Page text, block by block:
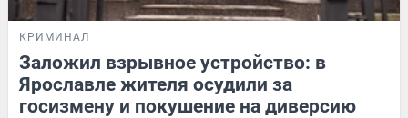
КРИМИНАЛ
Заложил взрывное устройство: в
Ярославле жителя осудили за
госизмену и покушение на диверсию